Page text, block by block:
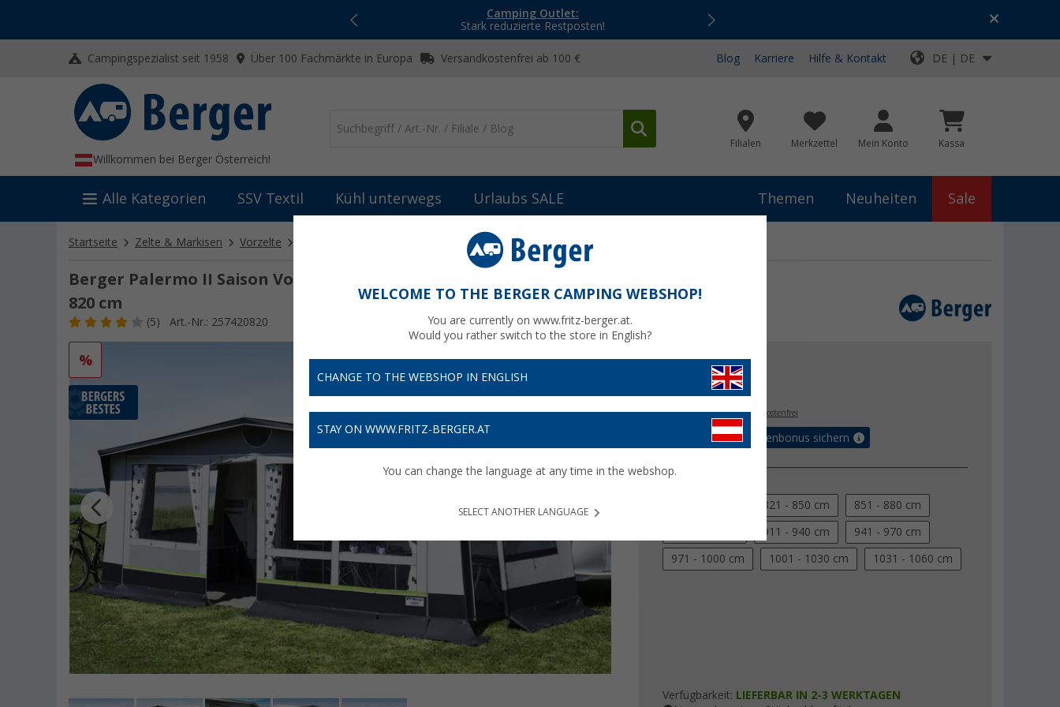
Camping Outlet:
Stark reduzierte Restposten!
Top-Deals für dein Abenteuer!
Campingspezialist seit 1958 Über 100 Fachmärkte in Europa Versandkostenfrei ab 100 € Blog Karriere Hilfe & Kontakt DE | DE
Willkommen bei Berger Österreich!
Filialen Merkzettel Mein Konto Kassa
Alle Kategorien SSV Textil Kühl unterwegs Urlaubs SALE Themen Neuheiten Sale
Startseite Zelte & Markisen Vorzelte Berger Palermo II Saison Vorzelt für Wohnwagen
Berger Palermo II Saison Vorzelt für Wohnwagen (Größe 9), Umlaufmaß 791 -
820 cm
(5) Art.-Nr.: 257420820
% UVP1.199,- €
879,- €
Preise inkl. MwSt.,versandkostenfrei
€ Vorteilskartenbonus sichern
821 - 850 cm 851 - 880 cm
911 - 940 cm 941 - 970 cm
971 - 1000 cm 1001 - 1030 cm 1031 - 1060 cm
Verfügbarkeit: LIEFERBAR IN 2-3 WERKTAGEN
WELCOME TO THE BERGER CAMPING WEBSHOP!
You are currently on www.fritz-berger.at.
Would you rather switch to the store in English?
CHANGE TO THE WEBSHOP IN ENGLISH
STAY ON WWW.FRITZ-BERGER.AT
You can change the language at any time in the webshop.
SELECT ANOTHER LANGUAGE